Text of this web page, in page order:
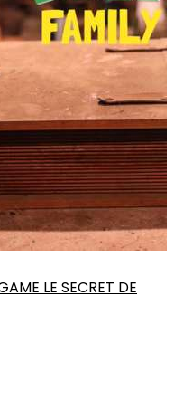
LE SECRET DE